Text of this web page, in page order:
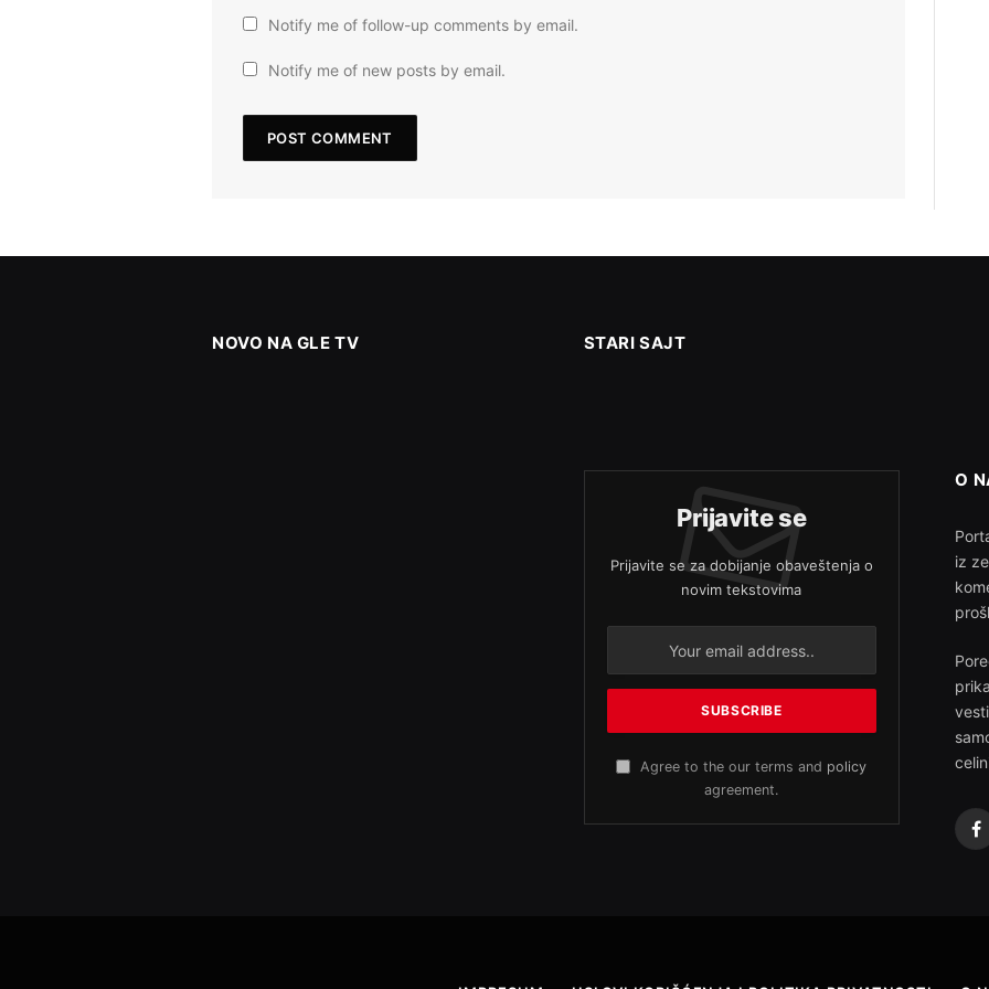
Notify me of follow-up comments by email.
Notify me of new posts by email.
NOVO NA GLE TV STARI SAJT
Prijavite se
Prijavite se za dobijanje obaveštenja o
novim tekstovima
Agree to the our terms and policy
agreement.
O
iz